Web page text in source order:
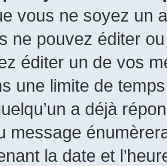
vous ne soyez un
ne pouvez éditer
éditer un de vos
une limite de
a déjà
message
la date et